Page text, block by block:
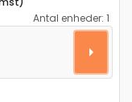
Antal enheder: 1
a